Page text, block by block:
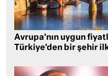
Avrupa’nın uygun
Türkiye’den bir şehir